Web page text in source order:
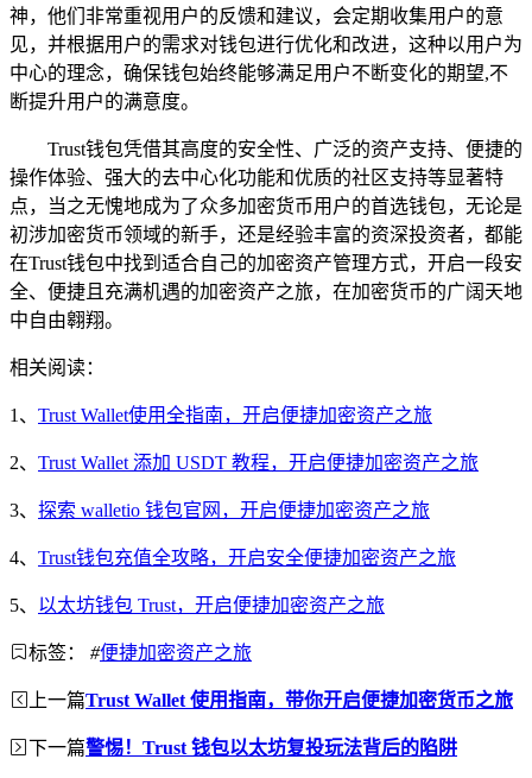
神，他们非常重视用户的反馈和建议，会定期收集用户的意
见，并根据用户的需求对钱包进行优化和改进，这种以用户为
中心的理念，确保钱包始终能够满足用户不断变化的期望,不
断提升用户的满意度。
Trust钱包凭借其高度的安全性、广泛的资产支持、便捷的
操作体验、强大的去中心化功能和优质的社区支持等显著特
点，当之无愧地成为了众多加密货币用户的首选钱包，无论是
初涉加密货币领域的新手，还是经验丰富的资深投资者，都能
在Trust钱包中找到适合自己的加密资产管理方式，开启一段安
全、便捷且充满机遇的加密资产之旅，在加密货币的广阔天地
中自由翱翔。
相关阅读：
1、 Trust Wallet使用全指南，开启便捷加密资产之旅
2、 Trust Wallet 添加 USDT 教程，开启便捷加密资产之旅
3、 探索 walletio 钱包官网，开启便捷加密资产之旅
4、 Trust钱包充值全攻略，开启安全便捷加密资产之旅
5、 以太坊钱包 Trust，开启便捷加密资产之旅
标签： #便捷加密资产之旅
上一篇Trust Wallet 使用指南，带你开启便捷加密货币之旅
下一篇警惕！Trust 钱包以太坊复投玩法背后的陷阱